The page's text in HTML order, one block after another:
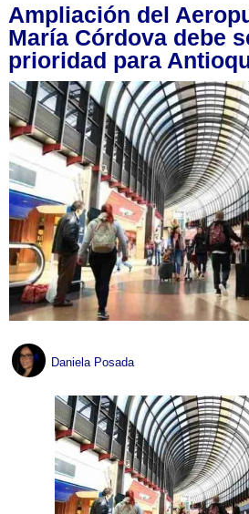
Ampliación del
María Córdova debe
prioridad para
Daniela Posada